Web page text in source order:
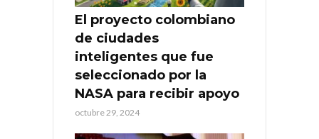
El proyecto colombiano
de ciudades
inteligentes que fue
seleccionado por la
NASA para recibir apoyo
octubre 29, 2024